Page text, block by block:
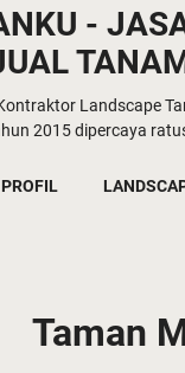
-
Landscape
2015 dipercaya
PROFIL
Taman